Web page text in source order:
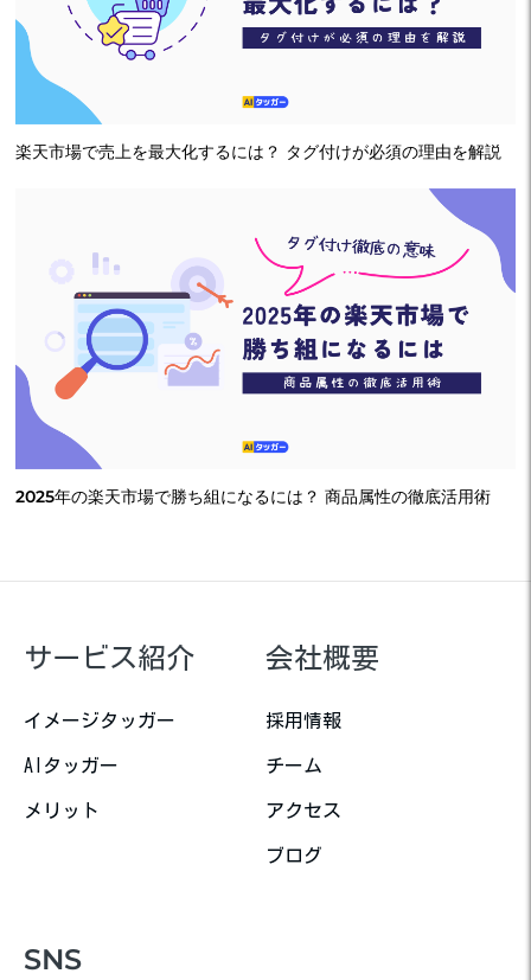
楽天市場で売上を最大化するには？ タグ付けが必須の理由を解説
2025年の楽天市場で勝ち組になるには？ 商品属性の徹底活用術
サービス紹介
イメージタッガー
AIタッガー
メリット
会社概要
採用情報
チーム
アクセス
ブログ
SNS